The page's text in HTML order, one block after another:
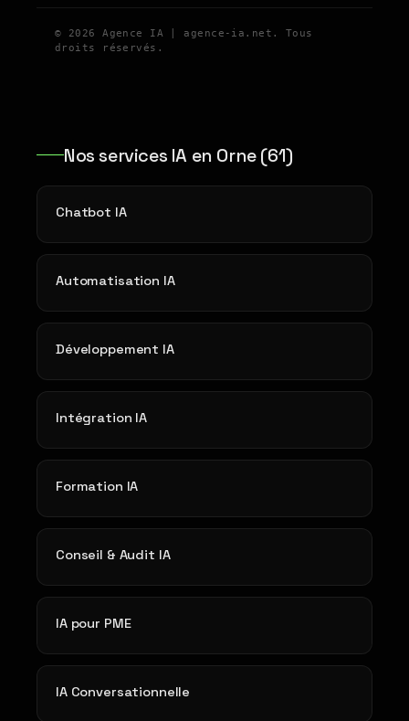
© 2026 Agence IA | agence-ia.net. Tous
droits réservés.
Nos services IA en Orne (61)
Chatbot IA
Automatisation IA
Développement IA
Intégration IA
Formation IA
Conseil & Audit IA
IA pour PME
IA Conversationnelle